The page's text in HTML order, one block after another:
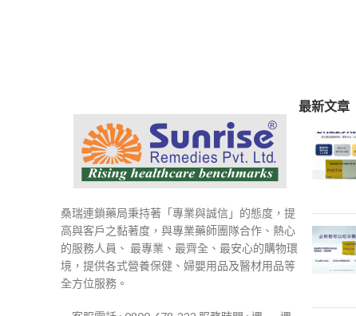
桑瑞連鎖藥局秉持著「專業與誠信」的態度，提
高與客戶之黏著度，與專業藥師團隊合作、熱心
的服務人員、 最專業、最齊全、最安心的購物環
境，提供各式營養保健、婦嬰用品及醫材用品等
全方位服務。
最新文章